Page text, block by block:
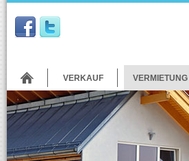
VERKAUF VERMIETUNG